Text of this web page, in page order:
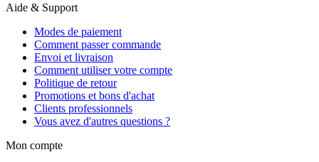
Aide & Support
Modes de paiement
Comment passer commande
Envoi et livraison
Comment utiliser votre compte
Politique de retour
Promotions et bons d'achat
Clients professionnels
Vous avez d'autres questions ?
Mon compte